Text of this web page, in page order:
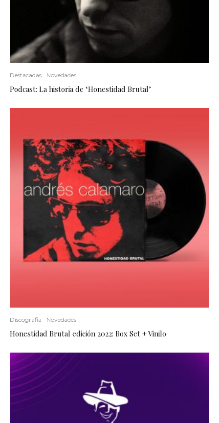
Destacadas Novedades
Podcast: La historia de ‘Honestidad Brutal’
Discografia Novedades
Honestidad Brutal edición 2022: Box Set + Vinilo